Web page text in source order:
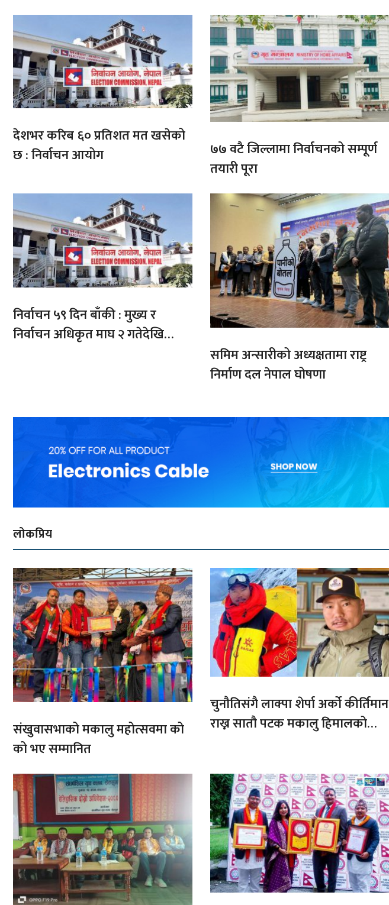
देशभर करिब ६० प्रतिशत मत खसेको
छ : निर्वाचन आयोग
७७ वटै जिल्लामा निर्वाचनको सम्पूर्ण
तयारी पूरा
निर्वाचन ५९ दिन बाँकी : मुख्य र
निर्वाचन अधिकृत माघ २ गतेदेखि
समिम अन्सारीको अध्यक्षतामा राष्ट्र
निर्माण दल नेपाल घोषणा
लोकप्रिय
संखुवासभाको मकालु महोत्सवमा को
को भए सम्मानित
चुनौतिसंगै लाक्पा शेर्पा अर्को कीर्तिमान
राख्न सातौ पटक मकालु हिमालको